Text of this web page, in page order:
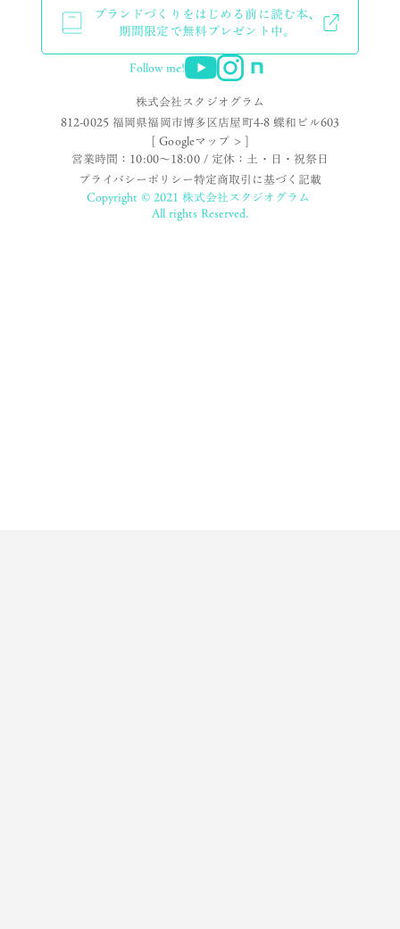
ブランドづくりをはじめる前に読む本、
期間限定で無料プレゼント中。
Follow me!
株式会社スタジオグラム
812-0025 福岡県福岡市博多区店屋町4-8 蝶和ビル603
[ Googleマップ > ]
営業時間：10:00〜18:00 / 定休：土・日・祝祭日
プライバシーポリシー特定商取引に基づく記載
Copyright © 2021 株式会社スタジオグラム
All rights Reserved.